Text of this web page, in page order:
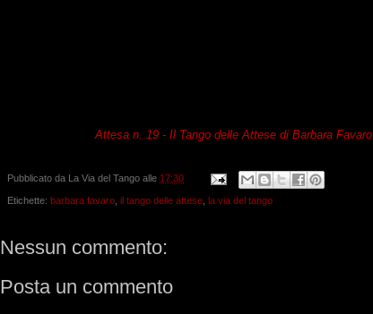
Attesa n. 19 - Il Tango delle Attesedi Barbara Favaro
Pubblicato da La Via del Tango alle 17:30
Etichette: barbara favaro il tango delle attese la via del tango
Nessun commento:
Posta un commento